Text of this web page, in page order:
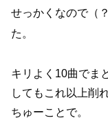
せっかくなので（
た。
キリよく10曲でま
してもこれ以上削
ちゅーことで。